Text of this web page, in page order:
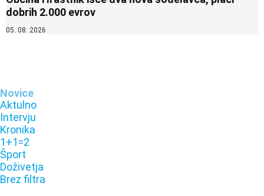
dobrih 2.000 evrov
05. 08. 2026
Novice
Aktulno
Intervju
Kronika
1+1=2
Šport
Doživetja
Brez filtra